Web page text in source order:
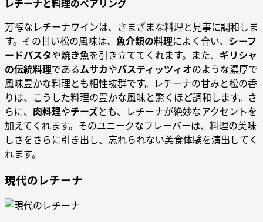
レチーナと料理のペアリング
芳醇なレチーナワインは、さまざまな料理と見事に調和しま
す。その甘い松の風味は、 魚介類の料理によく合い、 シーフ
ードパスタや焼き魚を引き立ててくれます。また、 ギリシャ
の伝統料理であるムサカやパスティッツィオのような濃厚で
風味豊かな料理とも相性抜群です。レチーナの甘みと松の香
りは、こうした料理の豊かな風味と驚くほど調和します。さ
らに、 肉料理やチーズとも、レチーナが絶妙なアクセントを
加えてくれます。そのユニークなフレーバーは、料理の美味
しさをさらに引き出し、忘れられない美食体験を演出してく
れます。
現代のレチーナ